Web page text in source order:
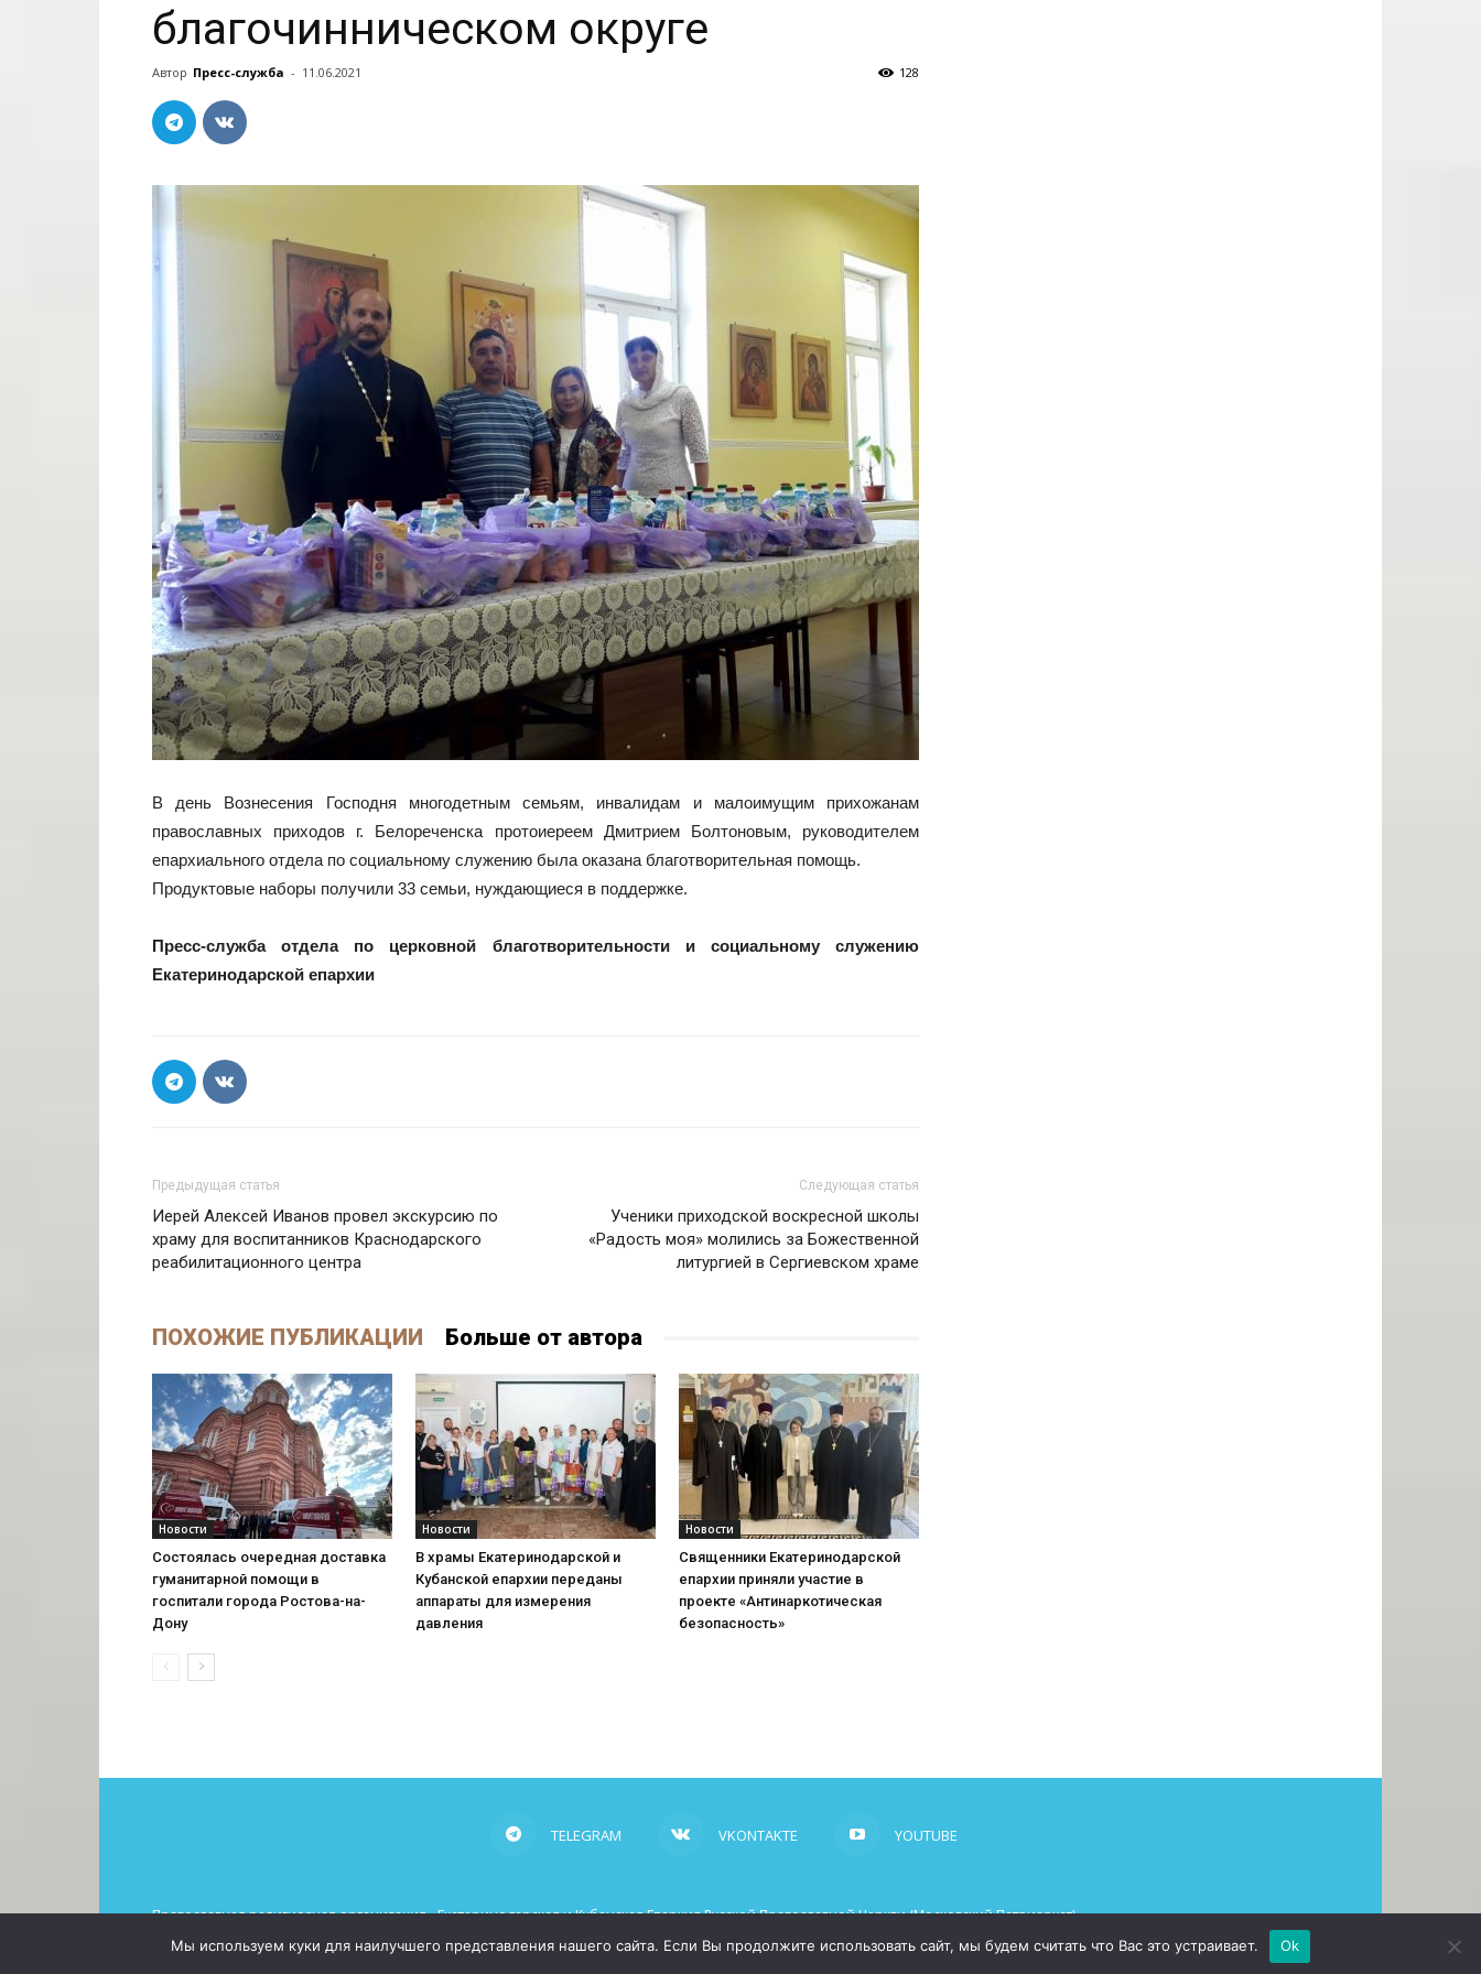
Кубанской
епархии
благочинническом округе
Автор Пресс-служба - 11.06.2021 128
В день Вознесения Господня многодетным семьям, инвалидам и малоимущим прихожанам
православных приходов г. Белореченска протоиереем Дмитрием Болтоновым, руководителем
епархиального отдела по социальному служению была оказана благотворительная помощь.
Продуктовые наборы получили 33 семьи, нуждающиеся в поддержке.
Пресс-служба отдела по церковной благотворительности и социальному служению
Екатеринодарской епархии
Предыдущая статья
Иерей Алексей Иванов провел экскурсию по
храму для воспитанников Краснодарского
реабилитационного центра
Следующая статья
Ученики приходской воскресной школы
«Радость моя» молились за Божественной
литургией в Сергиевском храме
ПОХОЖИЕ ПУБЛИКАЦИИ Больше от автора
Новости
Состоялась очередная доставка
гуманитарной помощи в
госпитали города Ростова-на-
Дону
Новости
В храмы Екатеринодарской и
Кубанской епархии переданы
аппараты для измерения
давления
Новости
Священники Екатеринодарской
епархии приняли участие в
проекте «Антинаркотическая
безопасность»
TELEGRAM VKONTAKTE YOUTUBE
Православная религиозная организация «Екатеринодарская и Кубанская Епархия Русской Православной Церкви (Московский Патриархат)»
При использовании материалов просьба указывать рабочие ссылки на сайт mitropoliakuban.ru
© 2026 Все права защищены
Мы используем куки для наилучшего представления нашего сайта. Если Вы продолжите использовать сайт, мы будем считать что Вас это устраивает. Ok